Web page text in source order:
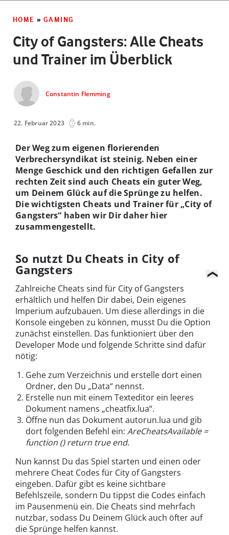
HOME » GAMING
City of Gangsters: Alle Cheats
und Trainer im Überblick
Constantin Flemming
22. Februar 2023 6 min.
Der Weg zum eigenen florierenden
Verbrechersyndikat ist steinig. Neben einer
Menge Geschick und den richtigen Gefallen zur
rechten Zeit sind auch Cheats ein guter Weg,
um Deinem Glück auf die Sprünge zu helfen.
Die wichtigsten Cheats und Trainer für „City of
Gangsters“ haben wir Dir daher hier
zusammengestellt.
So nutzt Du Cheats in City of
Gangsters
Zahlreiche Cheats sind für City of Gangsters
erhältlich und helfen Dir dabei, Dein eigenes
Imperium aufzubauen. Um diese allerdings in die
Konsole eingeben zu können, musst Du die Option
zunächst einstellen. Das funktioniert über den
Developer Mode und folgende Schritte sind dafür
nötig:
Gehe zum Verzeichnis und erstelle dort einen
Ordner, den Du „Data“ nennst.
Erstelle nun mit einem Texteditor ein leeres
Dokument namens „cheatfix.lua“.
Öffne nun das Dokument autorun.lua und gib
dort folgenden Befehl ein: AreCheatsAvailable =
function () return true end.
Nun kannst Du das Spiel starten und einen oder
mehrere Cheat Codes für City of Gangsters
eingeben. Dafür gibt es keine sichtbare
Befehlszeile, sondern Du tippst die Codes einfach
im Pausenmenü ein. Die Cheats sind mehrfach
nutzbar, sodass Du Deinem Glück auch öfter auf
die Sprünge helfen kannst.